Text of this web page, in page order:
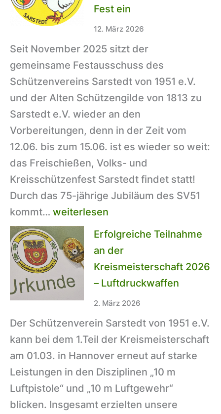
gegen
ASG
Fest ein
12. März 2026
Seit November 2025 sitzt der
gemeinsame Festausschuss des
Schützenvereins Sarstedt von 1951 e.V.
und der Alten Schützengilde von 1813 zu
Sarstedt e.V. wieder an den
Vorbereitungen, denn in der Zeit vom
12.06. bis zum 15.06. ist es wieder so weit:
das Freischießen, Volks- und
Kreisschützenfest Sarstedt findet statt!
Durch das 75-jährige Jubiläum des SV51
kommt… Kreisschützenfest
im
Juni:
SV51
und
ASG
zum
traditionellen
Fest
ein
weiterlesen
Erfolgreiche Teilnahme
an der
Kreismeisterschaft 2026
– Luftdruckwaffen
2. März 2026
Der Schützenverein Sarstedt von 1951 e.V.
kann bei dem 1.Teil der Kreismeisterschaft
am 01.03. in Hannover erneut auf starke
Leistungen in den Disziplinen „10 m
Luftpistole“ und „10 m Luftgewehr“
blicken. Insgesamt erzielten unsere